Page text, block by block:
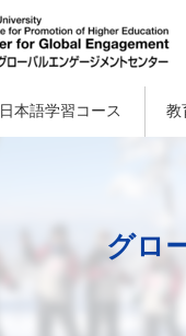
日本語学習コース 教
グロ